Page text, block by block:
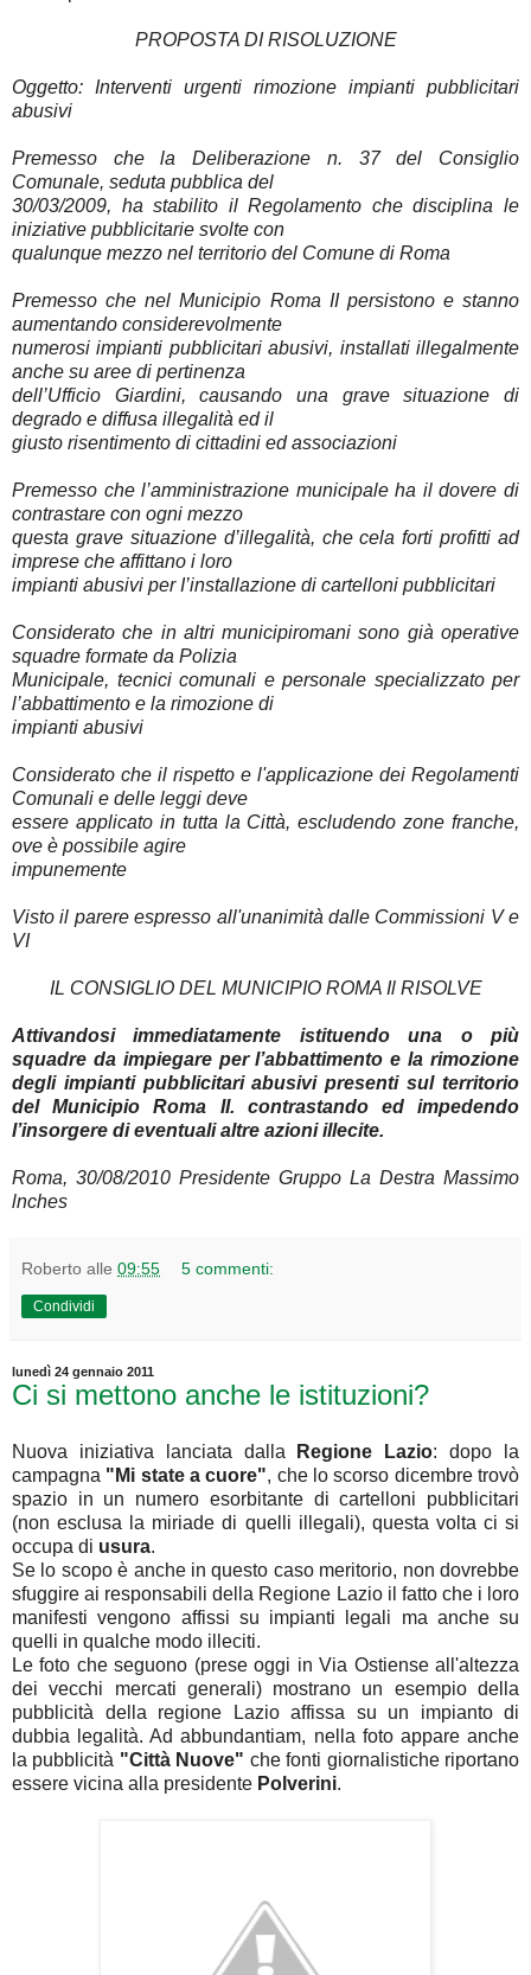
PROPOSTA DI RISOLUZIONE
Oggetto: Interventi urgenti rimozione impianti pubblicitari
abusivi
Premesso che la Deliberazione n. 37 del Consiglio
Comunale, seduta pubblica del
30/03/2009, ha stabilito il Regolamento che disciplina le
iniziative pubblicitarie svolte con
qualunque mezzo nel territorio del Comune di Roma
Premesso che nel Municipio Roma II persistono e stanno
aumentando considerevolmente
numerosi impianti pubblicitari abusivi, installati illegalmente
anche su aree di pertinenza
dell’Ufficio Giardini, causando una grave situazione di
degrado e diffusa illegalità ed il
giusto risentimento di cittadini ed associazioni
Premesso che l’amministrazione municipale ha il dovere di
contrastare con ogni mezzo
questa grave situazione d’illegalità, che cela forti profitti ad
imprese che affittano i loro
impianti abusivi per I’installazione di cartelloni pubblicitari
Considerato che in altri municipiromani sono già operative
squadre formate da Polizia
Municipale, tecnici comunali e personale specializzato per
l’abbattimento e la rimozione di
impianti abusivi
Considerato che il rispetto e l'applicazione dei Regolamenti
Comunali e delle leggi deve
essere applicato in tutta la Città, escludendo zone franche,
ove è possibile agire
impunemente
Visto il parere espresso all'unanimità dalle Commissioni V e
VI
IL CONSIGLIO DEL MUNICIPIO ROMA Il RISOLVE
Attivandosi immediatamente istituendo una o più
squadre da impiegare per l’abbattimento e la rimozione
degli impianti pubblicitari abusivi presenti sul territorio
del Municipio Roma II. contrastando ed impedendo
l’insorgere di eventuali altre azioni illecite.
Roma, 30/08/2010 Presidente Gruppo La Destra Massimo
lnches
Roberto alle 09:55 5 commenti:
Condividi
lunedì 24 gennaio 2011
Ci si mettono anche le istituzioni?
Nuova iniziativa lanciata dalla Regione Lazio: dopo la
campagna "Mi state a cuore", che lo scorso dicembre trovò
spazio in un numero esorbitante di cartelloni pubblicitari
(non esclusa la miriade di quelli illegali), questa volta ci si
occupa di usura.
Se lo scopo è anche in questo caso meritorio, non dovrebbe
sfuggire ai responsabili della Regione Lazio il fatto che i loro
manifesti vengono affissi su impianti legali ma anche su
quelli in qualche modo illeciti.
Le foto che seguono (prese oggi in Via Ostiense all'altezza
dei vecchi mercati generali) mostrano un esempio della
pubblicità della regione Lazio affissa su un impianto di
dubbia legalità. Ad abbundantiam, nella foto appare anche
la pubblicità "Città Nuove" che fonti giornalistiche riportano
essere vicina alla presidente Polverini.